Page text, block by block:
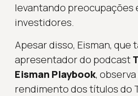
levantando preocupações
investidores.
Apesar disso, Eisman, que
apresentador do podcast
Eisman Playbook,
rendimento dos títulos do